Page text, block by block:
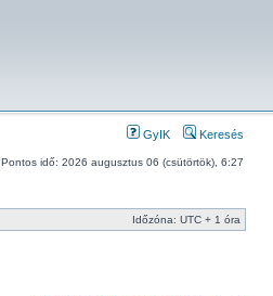
GyIK Keresés
Pontos idő: 2026 augusztus 06 (csütörtök), 6:27
Időzóna: UTC + 1 óra